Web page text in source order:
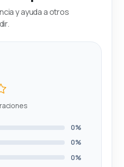
y ayuda a otros
0%
0%
0%